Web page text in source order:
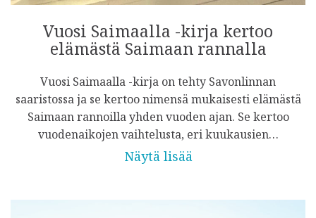
Vuosi Saimaalla -kirja kertoo
elämästä Saimaan rannalla
Vuosi Saimaalla -kirja on tehty Savonlinnan
saaristossa ja se kertoo nimensä mukaisesti elämästä
Saimaan rannoilla yhden vuoden ajan. Se kertoo
vuodenaikojen vaihtelusta, eri kuukausien…
Näytä lisää